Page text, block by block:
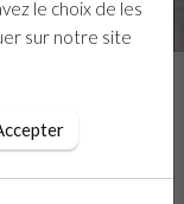
le choix de les
sur notre site